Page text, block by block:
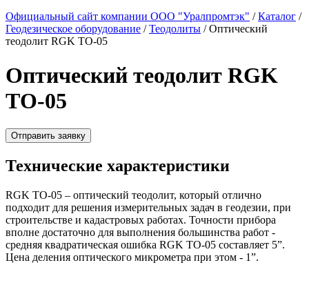
Официальный сайт компании ООО "Уралпромтэк" /Каталог /
Геодезическое оборудование /Теодолиты /Оптический
теодолит RGK TО-05
Оптический теодолит RGK
TО-05
Отправить заявку
Технические характеристики
RGK TO-05 – оптический теодолит, который отлично
подходит для решения измерительных задач в геодезии, при
строительстве и кадастровых работах. Точности прибора
вполне достаточно для выполнения большинства работ -
средняя квадратическая ошибка RGK TO-05 составляет 5”.
Цена деления оптического микрометра при этом - 1”.